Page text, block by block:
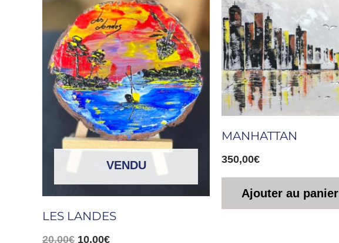
VENDU
LES LANDES
20,00€
initial
était :
20,00€.
10,00€
actuel
est :
10,00€.
MANHATTAN
350,00€
Ajouter au panier